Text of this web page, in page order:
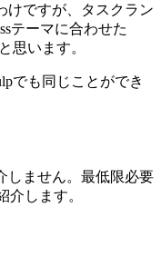
けですが、タスクラン
テーマに合わせた
思います。
でも同じことができ
しません。最低限必要
介します。